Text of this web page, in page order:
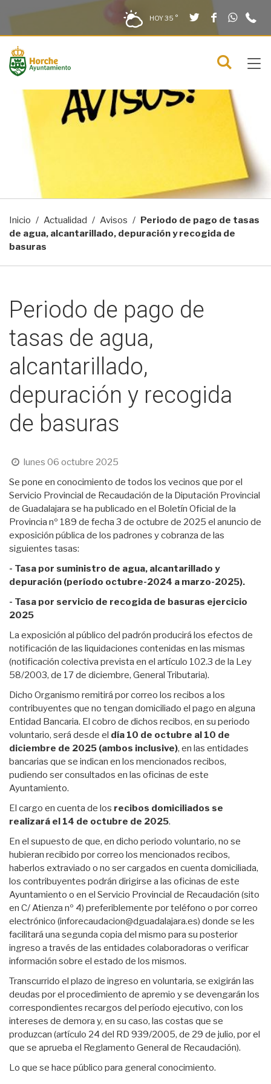
Saltar al contenido
Saltar a la navegación
Información de contacto HOY35 ° TwitterFacebook
menú
Inicio Actualidad Avisos
Periodo de pago de tasas
de agua, alcantarillado, depuración y recogida de
basuras
Periodo de pago de
tasas de agua,
alcantarillado,
depuración y recogida
de basuras
lunes 06 octubre 2025
Se pone en conocimiento de todos los vecinos que por el
Servicio Provincial de Recaudación de la Diputación Provincial
de Guadalajara se ha publicado en el Boletín Oficial de la
Provincia nº 189 de fecha 3 de octubre de 2025 el anuncio de
exposición pública de los padrones y cobranza de las
siguientes tasas:
- Tasa por suministro de agua, alcantarillado y
depuración (período octubre-2024 a marzo-2025).
- Tasa por servicio de recogida de basuras ejercicio
2025
La exposición al público del padrón producirá los efectos de
notificación de las liquidaciones contenidas en las mismas
(notificación colectiva prevista en el artículo 102.3 de la Ley
58/2003, de 17 de diciembre, General Tributaria).
Dicho Organismo remitirá por correo los recibos a los
contribuyentes que no tengan domiciliado el pago en alguna
Entidad Bancaria. El cobro de dichos recibos, en su periodo
voluntario, será desde el día 10 de octubre al 10 de
diciembre de 2025 (ambos inclusive), en las entidades
bancarias que se indican en los mencionados recibos,
pudiendo ser consultados en las oficinas de este
Ayuntamiento.
El cargo en cuenta de los recibos domiciliados se
realizará el 14 de octubre de 2025.
En el supuesto de que, en dicho periodo voluntario, no se
hubieran recibido por correo los mencionados recibos,
haberlos extraviado o no ser cargados en cuenta domiciliada,
los contribuyentes podrán dirigirse a las oficinas de este
Ayuntamiento o en el Servicio Provincial de Recaudación (sito
en C/ Atienza nº 4) preferiblemente por teléfono o por correo
electrónico (inforecaudacion@dguadalajara.es) donde se les
facilitará una segunda copia del mismo para su posterior
ingreso a través de las entidades colaboradoras o verificar
información sobre el estado de los mismos.
Transcurrido el plazo de ingreso en voluntaria, se exigirán las
deudas por el procedimiento de apremio y se devengarán los
correspondientes recargos del período ejecutivo, con los
intereses de demora y, en su caso, las costas que se
produzcan (artículo 24 del RD 939/2005, de 29 de julio, por el
que se aprueba el Reglamento General de Recaudación).
Lo que se hace público para general conocimiento.